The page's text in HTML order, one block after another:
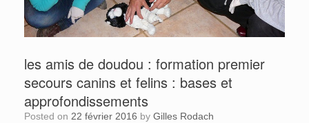
les amis de doudou : formation premier
secours canins et felins : bases et
approfondissements
Posted on 22 février 2016 by Gilles Rodach